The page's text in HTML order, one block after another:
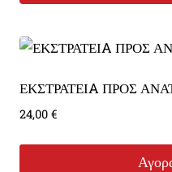
ΕΚΣΤΡΑΤΕΙA ΠΡΟΣ
24,00 €